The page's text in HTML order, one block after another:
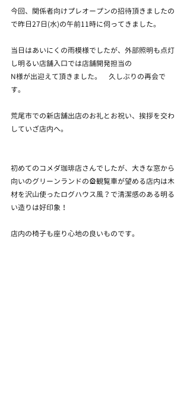
今回、関係者向けプレオープンの招待頂きましたの
で昨日27日(水)の午前11時に伺ってきました。
当日はあいにくの雨模様でしたが、外部照明も点灯
し明るい店舗入口では店舗開発担当の
N様が出迎えて頂きました。　久しぶりの再会で
す。
荒尾市での新店舗出店のお礼とお祝い、挨拶を交わ
していざ店内へ。
初めてのコメダ珈琲店さんでしたが、大きな窓から
向いのグリーンランドの🎡観覧車が望める店内は木
材を沢山使ったログハウス風？で清潔感のある明る
い造りは好印象！
店内の椅子も座り心地の良いものです。